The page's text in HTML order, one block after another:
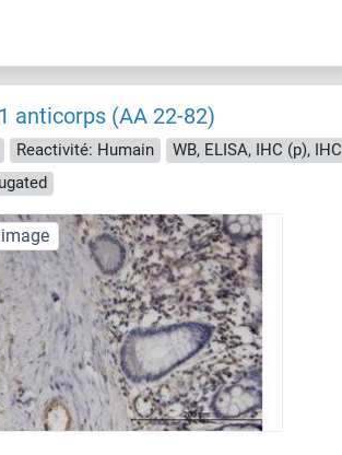
anticorps (AA 22-82)
Reactivité: Humain WB, ELISA, IHC (p), IHC